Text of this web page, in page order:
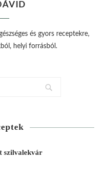
és gyors receptekre,
helyi forrásból.
szilvalekvár